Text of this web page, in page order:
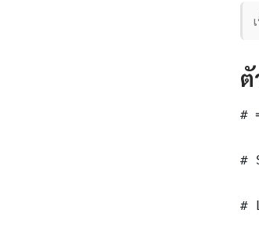
#
#
#